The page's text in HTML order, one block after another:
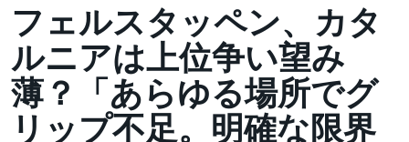
フェルスタッペン、カタ
ルニアは上位争い望み
薄？「あらゆる場所でグ
リップ不足。明確な限界